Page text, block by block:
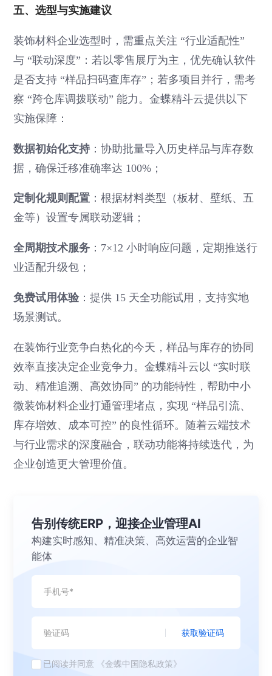
五、选型与实施建议
装饰材料企业选型时，需重点关注 “行业适配性”
与 “联动深度”：若以零售展厅为主，优先确认软件
是否支持 “样品扫码查库存”；若多项目并行，需考
察 “跨仓库调拨联动” 能力。金蝶精斗云提供以下
实施保障：
数据初始化支持：协助批量导入历史样品与库存数
据，确保迁移准确率达 100%；
定制化规则配置 ：根据材料类型（板材、壁纸、五
金等）设置专属联动逻辑；
全周期技术服务 ：7×12 小时响应问题，定期推送行
业适配升级包；
免费试用体验：提供 15 天全功能试用，支持实地
场景测试。
在装饰行业竞争白热化的今天，样品与库存的协同
效率直接决定企业竞争力。金蝶精斗云以 “实时联
动、精准追溯、高效协同” 的功能特性，帮助中小
微装饰材料企业打通管理堵点，实现 “样品引流、
库存增效、成本可控” 的良性循环。随着云端技术
与行业需求的深度融合，联动功能将持续迭代，为
企业创造更大管理价值。
告别传统ERP，迎接企业管理AI
构建实时感知、精准决策、高效运营的企业智
能体
获取验证码
已阅读并同意 《金蝶中国隐私政策》